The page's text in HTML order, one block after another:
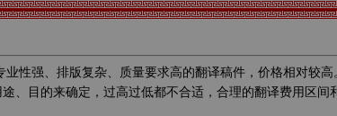
性强、排版复杂、质量要求高的翻译稿件，价格相对较
、目的来确定，过高过低都不合适，合理的翻译费用区间